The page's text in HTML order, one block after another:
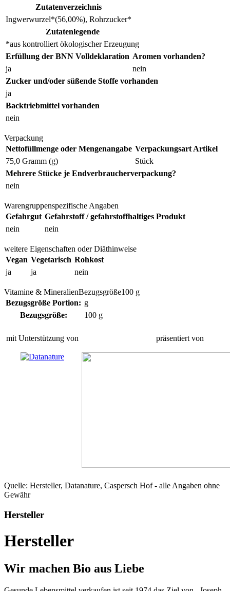
Zutatenverzeichnis
Ingwerwurzel*(56,00%), Rohrzucker*
Zutatenlegende
*aus kontrolliert ökologischer Erzeugung
Erfüllung der BNN Volldeklaration
ja
Aromen vorhanden?
nein
Zucker und/oder süßende Stoffe vorhanden
ja
Backtriebmittel vorhanden
nein
Verpackung
Nettofüllmenge oder Mengenangabe
75,0 Gramm (g)
Verpackungsart Artikel
Stück
Mehrere Stücke je Endverbraucherverpackung?
nein
Warengruppenspezifische Angaben
Gefahrgut
nein
Gefahrstoff / gefahrstoffhaltiges Produkt
nein
weitere Eigenschaften oder Diäthinweise
Vegan
ja
Vegetarisch
ja
Rohkost
nein
Vitamine & MineralienBezugsgröße100 g
Bezugsgröße Portion: g
Bezugsgröße:
100 g
mit Unterstützung von präsentiert von
Quelle: Hersteller, Datanature, Caspersch Hof - alle Angaben ohne
Gewähr
Hersteller
Hersteller
Wir machen Bio aus Liebe